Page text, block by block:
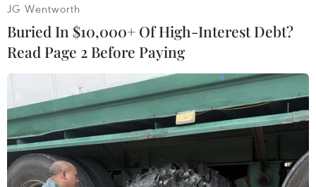
TIN LIÊN QUAN
JG Wentworth
Buried In $10,000+ Of High-Interest Debt?
Read Page 2 Before Paying